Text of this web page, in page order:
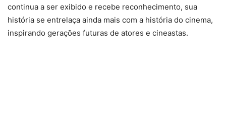
continua a ser exibido e recebe reconhecimento, sua
história se entrelaça ainda mais com a história do cinema,
inspirando gerações futuras de atores e cineastas.